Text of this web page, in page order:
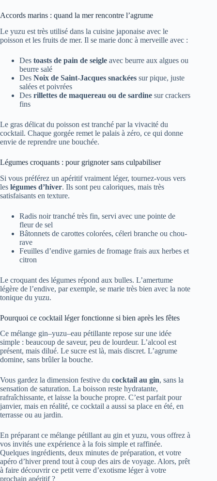
Accords marins : quand la mer rencontre l’agrume
Le yuzu est très utilisé dans la cuisine japonaise avec le
poisson et les fruits de mer. Il se marie donc à merveille avec :
Des toasts de pain de seigle avec beurre aux algues ou
beurre salé
Des Noix de Saint-Jacques snackées sur pique, juste
salées et poivrées
Des rillettes de maquereau ou de sardine sur crackers
fins
Le gras délicat du poisson est tranché par la vivacité du
cocktail. Chaque gorgée remet le palais à zéro, ce qui donne
envie de reprendre une bouchée.
Légumes croquants : pour grignoter sans culpabiliser
Si vous préférez un apéritif vraiment léger, tournez-vous vers
les légumes d’hiver. Ils sont peu caloriques, mais très
satisfaisants en texture.
Radis noir tranché très fin, servi avec une pointe de
fleur de sel
Bâtonnets de carottes colorées, céleri branche ou chou-
rave
Feuilles d’endive garnies de fromage frais aux herbes et
citron
Le croquant des légumes répond aux bulles. L’amertume
légère de l’endive, par exemple, se marie très bien avec la note
tonique du yuzu.
Pourquoi ce cocktail léger fonctionne si bien après les fêtes
Ce mélange gin–yuzu–eau pétillante repose sur une idée
simple : beaucoup de saveur, peu de lourdeur. L’alcool est
présent, mais dilué. Le sucre est là, mais discret. L’agrume
domine, sans brûler la bouche.
Vous gardez la dimension festive du cocktail au gin, sans la
sensation de saturation. La boisson reste hydratante,
rafraîchissante, et laisse la bouche propre. C’est parfait pour
janvier, mais en réalité, ce cocktail a aussi sa place en été, en
terrasse ou au jardin.
En préparant ce mélange pétillant au gin et yuzu, vous offrez à
vos invités une expérience à la fois simple et raffinée.
Quelques ingrédients, deux minutes de préparation, et votre
apéro d’hiver prend tout à coup des airs de voyage. Alors, prêt
à faire découvrir ce petit verre d’exotisme léger à votre
prochain apéritif ?